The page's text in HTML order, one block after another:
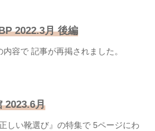
2022.3月 後編
内容で 記事が再掲されました。
2023.6月
しい靴選び』の特集で 5ページにわ